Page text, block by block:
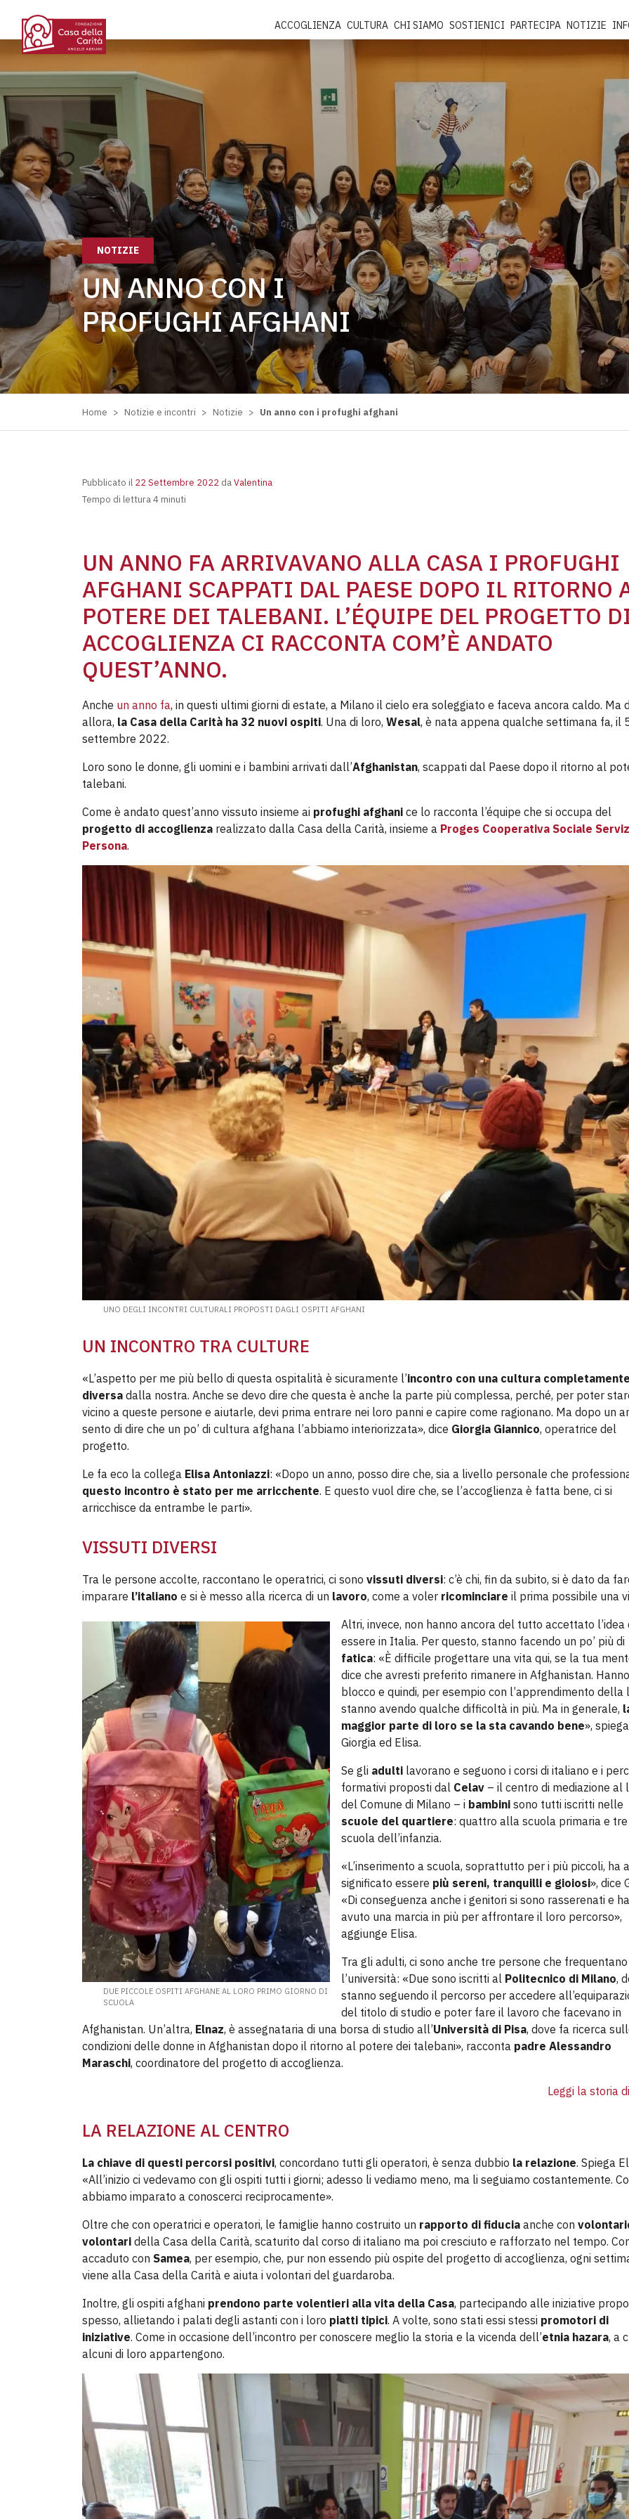
ACCOGLIENZA CULTURA CHI SIAMO SOSTIENICI PARTECIPA NOTIZIE
NOTIZIE
UN ANNO CON I
PROFUGHI AFGHANI
Home > Notizie e incontri > Notizie > Un anno con i profughi afghani
Pubblicato il 22 Settembre 2022 daValentina
Tempo di lettura 4 minuti
UN ANNO FA ARRIVAVANO ALLA CASA I PROFUGHI
AFGHANI SCAPPATI DAL PAESE DOPO IL RITORNO
POTERE DEI TALEBANI. L’ÉQUIPE DEL PROGETTO
ACCOGLIENZA CI RACCONTA COM’È ANDATO
QUEST’ANNO.
Anche un anno fa, in questi ultimi giorni di estate, a Milano il cielo era soleggiato e faceva ancora caldo. Ma
allora, la Casa della Carità ha 32 nuovi ospiti. Una di loro, Wesal, è nata appena qualche settimana fa, il
settembre 2022.
Loro sono le donne, gli uomini e i bambini arrivati dall’Afghanistan, scappati dal Paese dopo il ritorno al
talebani.
Come è andato quest’anno vissuto insieme ai profughi afghani ce lo racconta l’équipe che si occupa del
progetto di accoglienza realizzato dalla Casa della Carità, insieme a Proges Cooperativa Sociale
Persona.
UNO DEGLI INCONTRI CULTURALI PROPOSTI DAGLI OSPITI AFGHANI
UN INCONTRO TRA CULTURE
«L’aspetto per me più bello di questa ospitalità è sicuramente l’incontro con una cultura completamente
diversa dalla nostra. Anche se devo dire che questa è anche la parte più complessa, perché, per poter
vicino a queste persone e aiutarle, devi prima entrare nei loro panni e capire come ragionano. Ma dopo un
sento di dire che un po’ di cultura afghana l’abbiamo interiorizzata», dice Giorgia Giannico, operatrice del
progetto.
Le fa eco la collega Elisa Antoniazzi: «Dopo un anno, posso dire che, sia a livello personale che
questo incontro è stato per me arricchente. E questo vuol dire che, se l’accoglienza è fatta bene, ci si
arricchisce da entrambe le parti».
VISSUTI DIVERSI
Tra le persone accolte, raccontano le operatrici, ci sono vissuti diversi: c’è chi, fin da subito, si è dato da
imparare l’italiano e si è messo alla ricerca di un lavoro, come a voler ricominciare il prima possibile una
DUE PICCOLE OSPITI AFGHANE AL LORO PRIMO GIORNO DI
SCUOLA
Altri, invece, non hanno ancora del tutto accettato l’idea
essere in Italia. Per questo, stanno facendo un po’ più di
fatica: «È difficile progettare una vita qui, se la tua
dice che avresti preferito rimanere in Afghanistan.
blocco e quindi, per esempio con l’apprendimento della
stanno avendo qualche difficoltà in più. Ma in generale,
maggior parte di loro se la sta cavando bene»,
Giorgia ed Elisa.
Se gli adulti lavorano e seguono i corsi di italiano e i
formativi proposti dal Celav – il centro di mediazione al
del Comune di Milano – i bambini sono tutti iscritti nelle
scuole del quartiere: quattro alla scuola primaria e
scuola dell’infanzia.
«L’inserimento a scuola, soprattutto per i più piccoli, ha
significato essere più sereni, tranquilli e gioiosi», dice
«Di conseguenza anche i genitori si sono rasserenati e
avuto una marcia in più per affrontare il loro percorso»,
aggiunge Elisa.
Tra gli adulti, ci sono anche tre persone che frequentano
l’università: «Due sono iscritti al Politecnico di Milano,
stanno seguendo il percorso per accedere
del titolo di studio e poter fare il lavoro che facevano in
Afghanistan. Un’altra, Elnaz, è assegnataria di una borsa di studio all’Università di Pisa, dove fa ricerca
condizioni delle donne in Afghanistan dopo il ritorno al potere dei talebani», racconta padre Alessandro
Maraschi, coordinatore del progetto di accoglienza.
Leggi la storia
LA RELAZIONE AL CENTRO
La chiave di questi percorsi positivi, concordano tutti gli operatori, è senza dubbio la relazione. Spiega
«All’inizio ci vedevamo con gli ospiti tutti i giorni; adesso li vediamo meno, ma li seguiamo costantemente.
abbiamo imparato a conoscerci reciprocamente».
Oltre che con operatrici e operatori, le famiglie hanno costruito un rapporto di fiducia anche con
volontari della Casa della Carità, scaturito dal corso di italiano ma poi cresciuto e rafforzato nel tempo.
accaduto con Samea, per esempio, che, pur non essendo più ospite del progetto di accoglienza, ogni
viene alla Casa della Carità e aiuta i volontari del guardaroba.
Inoltre, gli ospiti afghani prendono parte volentieri alla vita della Casa, partecipando alle iniziative
spesso, allietando i palati degli astanti con i loro piatti tipici. A volte, sono stati essi stessi promotori di
iniziative. Come in occasione dell’incontro per conoscere meglio la storia e la vicenda dell’etnia hazara, a
alcuni di loro appartengono.